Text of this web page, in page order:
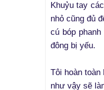
Khuỷu tay
nhỏ cũng đủ
cú bóp
đông bị yếu.
Tôi hoàn
như vậy sẽ